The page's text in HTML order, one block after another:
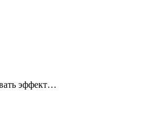
эффект…